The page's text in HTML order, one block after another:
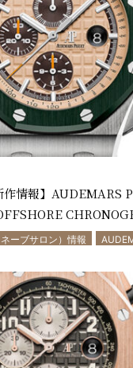
作情報】AUDEMARS
ーブサロン）情報